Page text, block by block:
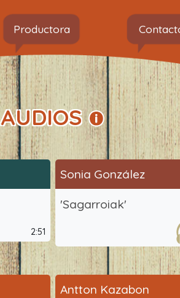
Productora
AUDIOS
2:51
Sonia González
'Sagarroiak'
Antton Kazabon